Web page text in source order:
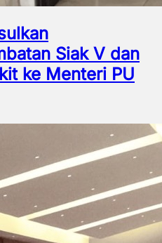
Siak V dan
ke Menteri PU